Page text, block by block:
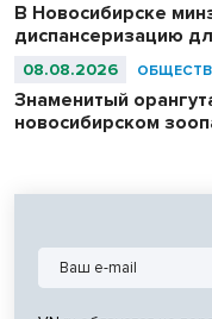
В Новосибирске
диспансеризацию
08.08.2026
Знаменитый
новосибирском